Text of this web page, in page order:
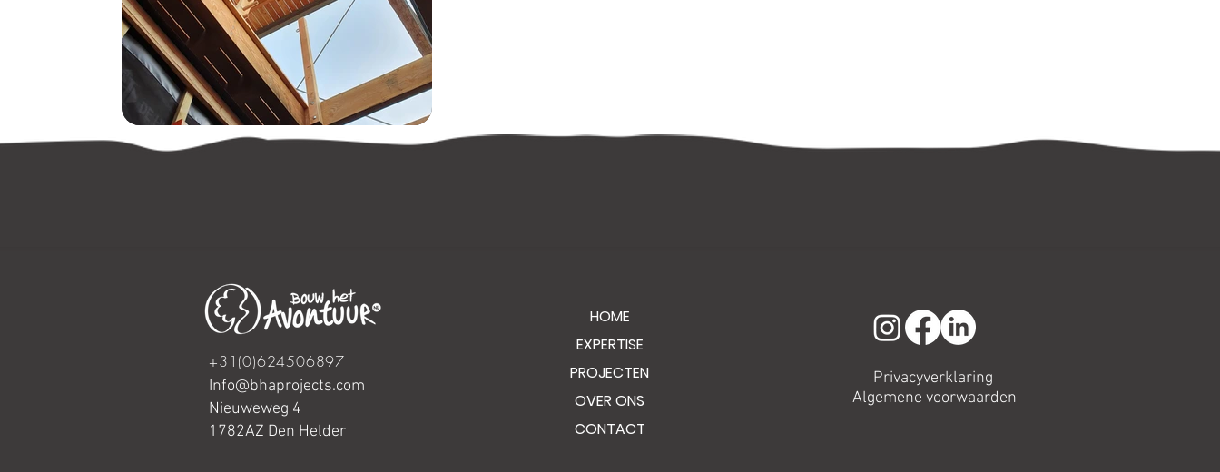
+31(0)624506897
Info@bhaprojects.com
Nieuweweg 4
1782AZ Den Helder
HOME
EXPERTISE
PROJECTEN
OVER ONS
CONTACT
Privacyverklaring
Algemene voorwaarden